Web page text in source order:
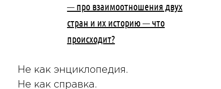
— про взаимоотношения двух
стран и их историю — что
происходит?
Не как энциклопедия.
Не как справка.